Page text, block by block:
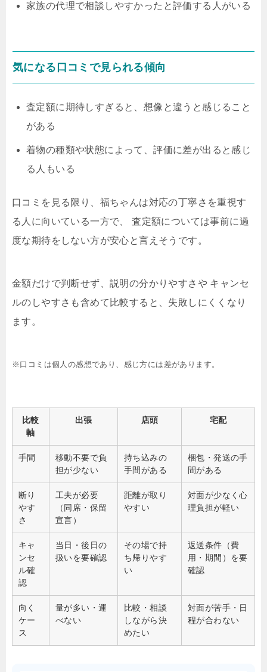
家族の代理で相談しやすかったと評価する人がいる
気になる口コミで見られる傾向
査定額に期待しすぎると、想像と違うと感じること
がある
着物の種類や状態によって、評価に差が出ると感じ
る人もいる
口コミを見る限り、福ちゃんは対応の丁寧さを重視す
る人に向いている一方で、 査定額については事前に過
度な期待をしない方が安心と言えそうです。
金額だけで判断せず、説明の分かりやすさや キャンセ
ルのしやすさも含めて比較すると、失敗しにくくなり
ます。
※口コミは個人の感想であり、感じ方には差があります。
比較
軸
出張 店頭 宅配
手間
移動不要で負
担が少ない
持ち込みの
手間がある
梱包・発送の手
間がある
断り
やす
さ
工夫が必要
（同席・保留
宣言）
距離が取り
やすい
対面が少なく心
理負担が軽い
キャ
ンセ
ル確
認
当日・後日の
扱いを要確認
その場で持
ち帰りやす
い
返送条件（費
用・期間）を要
確認
向く
ケー
ス
量が多い・運
べない
比較・相談
しながら決
めたい
対面が苦手・日
程が合わない